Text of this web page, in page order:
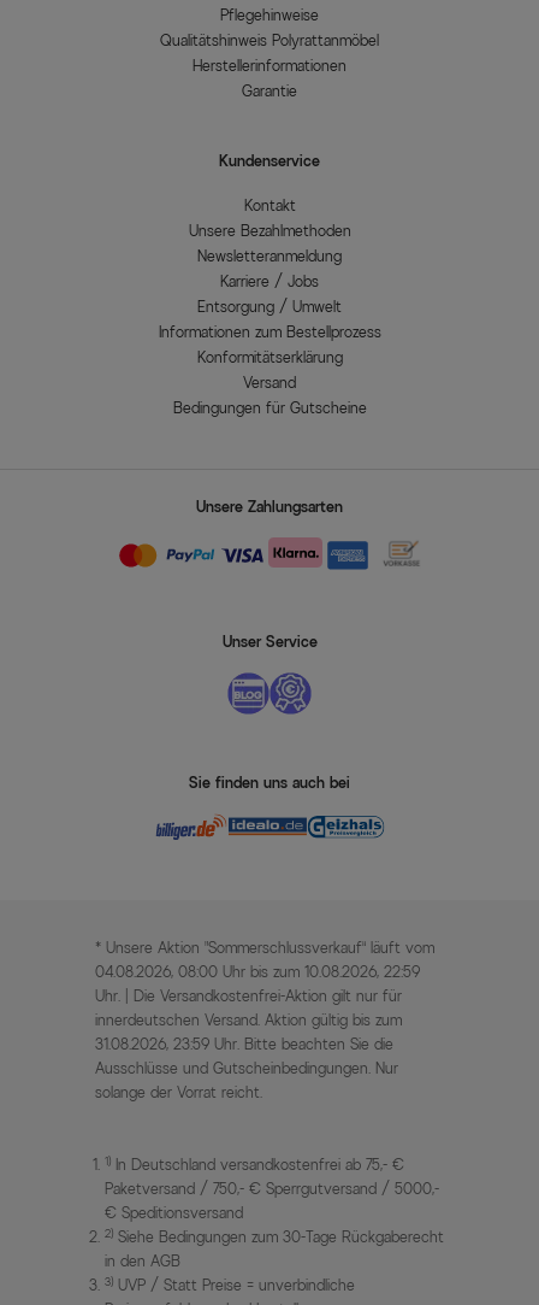
Pflegehinweise
Qualitätshinweis Polyrattanmöbel
Herstellerinformationen
Garantie
Kundenservice
Kontakt
Unsere Bezahlmethoden
Newsletteranmeldung
Karriere / Jobs
Entsorgung / Umwelt
Informationen zum Bestellprozess
Konformitätserklärung
Versand
Bedingungen für Gutscheine
Unsere Zahlungsarten
Unser Service
Sie finden uns auch bei
* Unsere Aktion „Sommerschlussverkauf“ läuft vom
04.08.2026, 08:00 Uhr bis zum 10.08.2026, 22:59
Uhr. | Die Versandkostenfrei-Aktion gilt nur für
innerdeutschen Versand. Aktion gültig bis zum
31.08.2026, 23:59 Uhr. Bitte beachten Sie die
Ausschlüsse und Gutscheinbedingungen. Nur
solange der Vorrat reicht.
1) In Deutschland versandkostenfrei ab 75,- €
Paketversand / 750,- € Sperrgutversand / 5000,-
€ Speditionsversand
2) Siehe Bedingungen zum 30-Tage Rückgaberecht
in den AGB
3) UVP / Statt Preise = unverbindliche